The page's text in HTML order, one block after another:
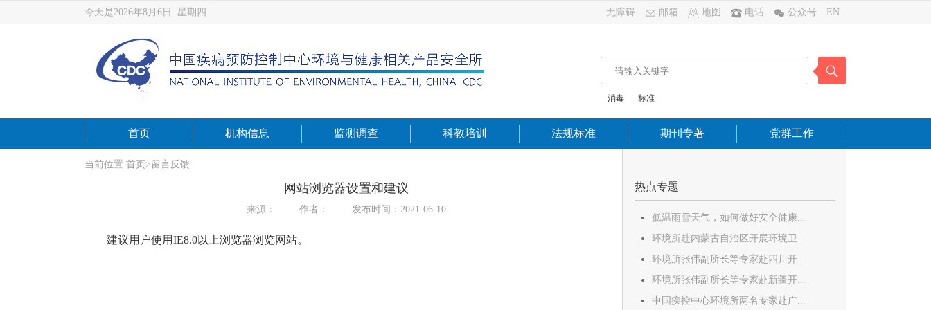
今天是2026年8月6日 星期四 无障碍 邮箱 地图 电话 公众号 EN
消毒 标准
首页 机构信息 监测调查 科教培训 法规标准 期刊专著 党群工作
当前位置:首页 >留言反馈
网站浏览器设置和建议
来源： 作者： 发布时间：2021-06-10
建议用户使用IE8.0以上浏览器浏览网站。
热点专题
低温雨雪天气，如何做好安全健康...
环境所赴内蒙古自治区开展环境卫...
环境所张伟副所长等专家赴四川开...
环境所张伟副所长等专家赴新疆开...
中国疾控中心环境所两名专家赴广...